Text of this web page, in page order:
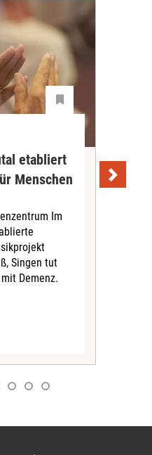
etabliert
Menschen
Im
Singen tut
Demenz.